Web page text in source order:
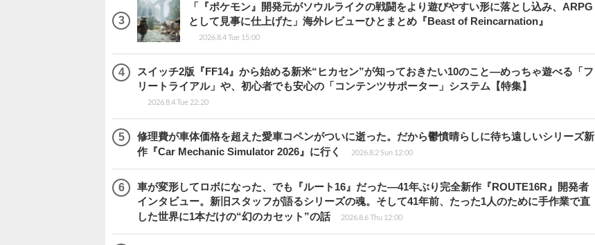
「『ポケモン』開発元がソウルライクの戦闘をより遊びやすい形に落とし込み、ARPG
として見事に仕上げた」海外レビューひとまとめ『Beast of Reincarnation』
2026.8.4 Tue 15:00
スイッチ2版『FF14』から始める新米“ヒカセン”が知っておきたい10のこと―めっちゃ遊べる「フ
リートライアル」や、初心者でも安心の「コンテンツサポーター」システム【特集】
2026.8.4 Tue 22:20
修理費が車体価格を超えた愛車コペンがついに逝った。だから鬱憤晴らしに待ち遠しいシリーズ新
作『Car Mechanic Simulator 2026』に行く
2026.8.2 Sun 12:00
車が変形してロボになった、でも『ルート16』だった―41年ぶり完全新作『ROUTE16R』開発者
インタビュー。新旧スタッフが語るシリーズの魂。そして41年前、たった1人のために手作業で直
した世界に1本だけの“幻のカセット”の話
2026.8.6 Thu 12:00